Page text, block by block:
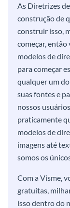
As Diretrizes
construção de
construir isso,
começar, então
modelos de
para começar
qualquer um
suas fontes e
nossos
praticamente
modelos de
imagens até
somos os
Com a Visme,
gratuitas,
isso dentro do